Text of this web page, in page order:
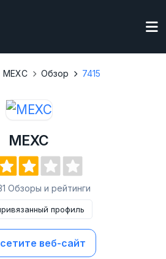
MEXC Обзор 7415
MEXC
Обзоры и рейтинги
профиль
веб-сайт